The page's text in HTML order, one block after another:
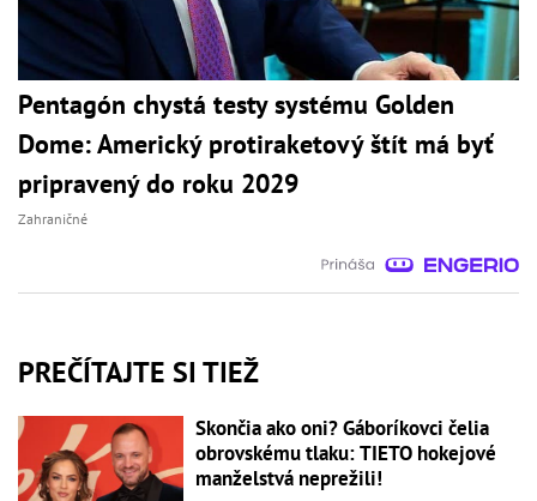
Pentagón chystá testy systému Golden
Dome: Americký protiraketový štít má byť
pripravený do roku 2029
Zahraničné
PREČÍTAJTE SI TIEŽ
Skončia ako oni? Gáboríkovci čelia
obrovskému tlaku: TIETO hokejové
manželstvá neprežili!